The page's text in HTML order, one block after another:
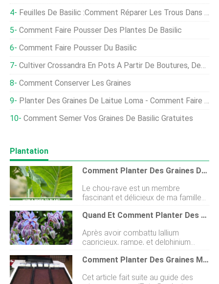
Feuilles De Basilic :comment Réparer Les Trous Dans Les Feuilles De Basilic
Comment Faire Pousser Des Plantes De Basilic
Comment Faire Pousser Du Basilic
Cultiver Crossandra En Pots À Partir De Boutures, Des Graines
Comment Conserver Les Graines
Planter Des Graines De Laitue Loma - Comment Faire Pousser Une Plante De Laitue Loma
Comment Semer Vos Graines De Basilic Gratuites
Plantation
Comment Planter Des Graines De Chou-Rave
Le chou-rave est un membre
fascinant et délicieux de ma famille
de légumes préférée :les crucifères.
Aussi connu sous le nom de « navet
regards comme un navet aérien,
mais cest en fait une forme cultivée
de chou sauvage, et un membre de
la même espèce que le brocoli,
choufleur, et chou frisé. Le nom
botanique du chou-rave est Brassica
Quand Et Comment Planter Des Graines De Bourrache
Après avoir combattu lallium
capricieux, rampe, et delphinium
graines cette année, Jétais ravie
quand il était temps de me tourner
bourrache fait partie de ces plantes
Comment Planter Des Graines Micro-Vertes
Cet article fait suite au guide des